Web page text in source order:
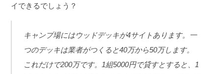
イできるでしょう？
キャンプ場にはウッドデッキが4サイトあります。一
つのデッキは業者がつくると40万から50万します。
これだけで200万です。 1組5000円で貸すとすると、1